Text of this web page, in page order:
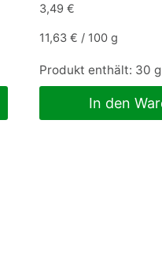
3,49 €
11,63 € / 100 g
Produkt enthält: 30 g
In den